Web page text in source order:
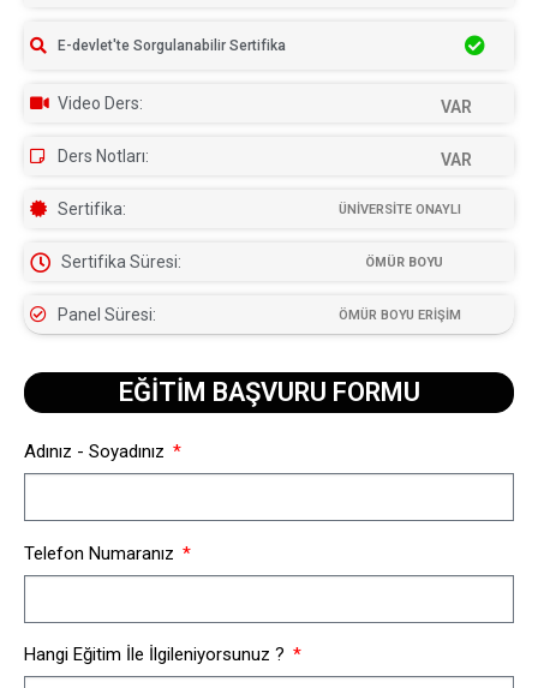
E-devlet'te Sorgulanabilir Sertifika
Video Ders: VAR
Ders Notları: VAR
Sertifika: ÜNİVERSİTE ONAYLI
Sertifika Süresi: ÖMÜR BOYU
Panel Süresi: ÖMÜR BOYU ERİŞİM
EĞİTİM BAŞVURU FORMU​
Adınız - Soyadınız
Telefon Numaranız
Hangi Eğitim İle İlgileniyorsunuz ?